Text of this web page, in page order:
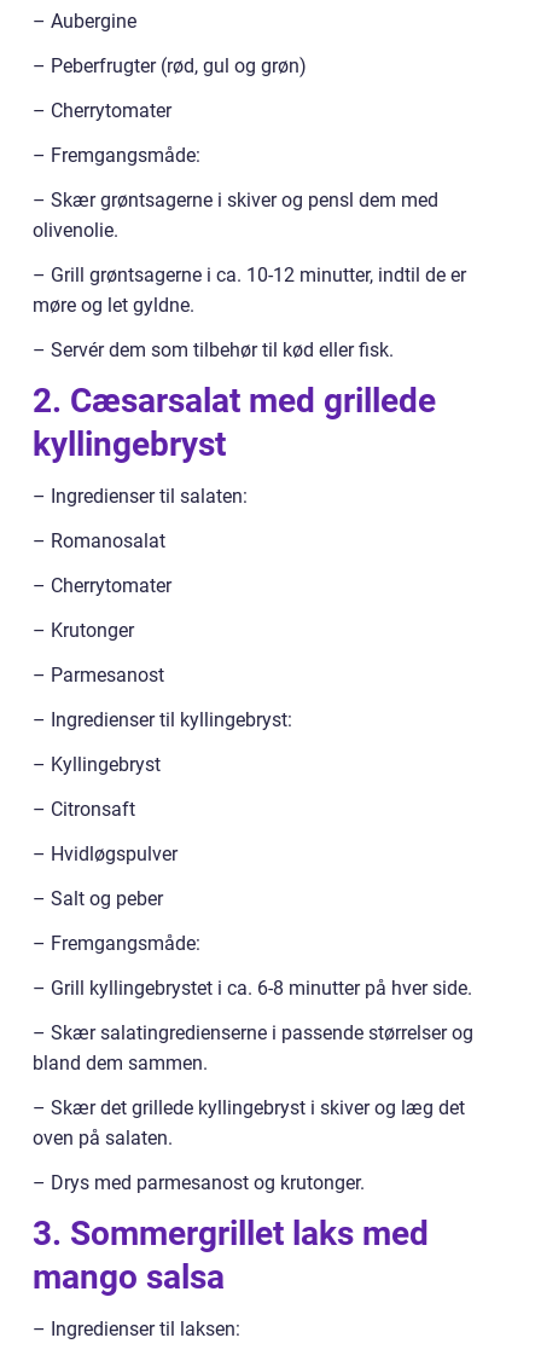
– Aubergine
– Peberfrugter (rød, gul og grøn)
– Cherrytomater
– Fremgangsmåde:
– Skær grøntsagerne i skiver og pensl dem med
olivenolie.
– Grill grøntsagerne i ca. 10-12 minutter, indtil de er
møre og let gyldne.
– Servér dem som tilbehør til kød eller fisk.
2. Cæsarsalat med grillede
kyllingebryst
– Ingredienser til salaten:
– Romanosalat
– Cherrytomater
– Krutonger
– Parmesanost
– Ingredienser til kyllingebryst:
– Kyllingebryst
– Citronsaft
– Hvidløgspulver
– Salt og peber
– Fremgangsmåde:
– Grill kyllingebrystet i ca. 6-8 minutter på hver side.
– Skær salatingredienserne i passende størrelser og
bland dem sammen.
– Skær det grillede kyllingebryst i skiver og læg det
oven på salaten.
– Drys med parmesanost og krutonger.
3. Sommergrillet laks med
mango salsa
– Ingredienser til laksen: